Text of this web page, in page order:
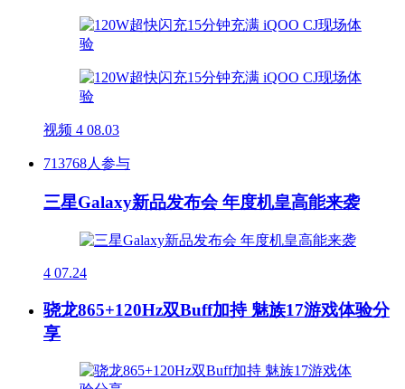
视频 4 08.03
713768人参与
三星Galaxy新品发布会 年度机皇高能来袭
4 07.24
骁龙865+120Hz双Buff加持 魅族17游戏体验分
享